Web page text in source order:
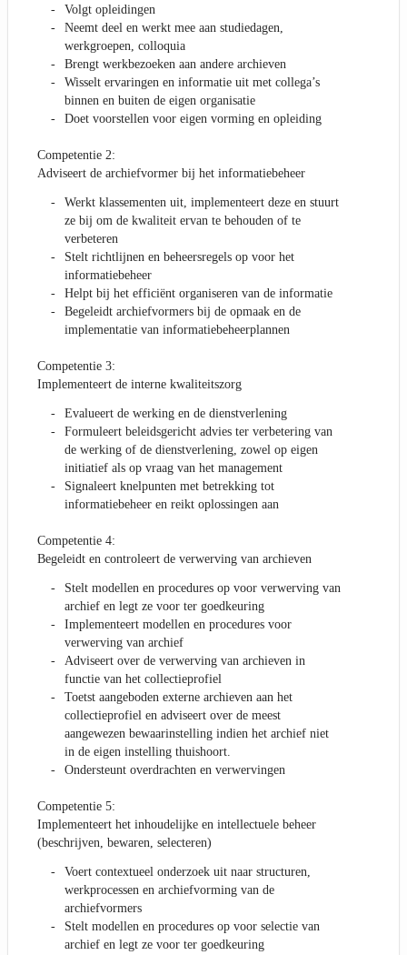
Volgt opleidingen
Neemt deel en werkt mee aan studiedagen,
werkgroepen, colloquia
Brengt werkbezoeken aan andere archieven
Wisselt ervaringen en informatie uit met collega’s
binnen en buiten de eigen organisatie
Doet voorstellen voor eigen vorming en opleiding
Competentie 2:
Adviseert de archiefvormer bij het informatiebeheer
Werkt klassementen uit, implementeert deze en stuurt
ze bij om de kwaliteit ervan te behouden of te
verbeteren
Stelt richtlijnen en beheersregels op voor het
informatiebeheer
Helpt bij het efficiënt organiseren van de informatie
Begeleidt archiefvormers bij de opmaak en de
implementatie van informatiebeheerplannen
Competentie 3:
Implementeert de interne kwaliteitszorg
Evalueert de werking en de dienstverlening
Formuleert beleidsgericht advies ter verbetering van
de werking of de dienstverlening, zowel op eigen
initiatief als op vraag van het management
Signaleert knelpunten met betrekking tot
informatiebeheer en reikt oplossingen aan
Competentie 4:
Begeleidt en controleert de verwerving van archieven
Stelt modellen en procedures op voor verwerving van
archief en legt ze voor ter goedkeuring
Implementeert modellen en procedures voor
verwerving van archief
Adviseert over de verwerving van archieven in
functie van het collectieprofiel
Toetst aangeboden externe archieven aan het
collectieprofiel en adviseert over de meest
aangewezen bewaarinstelling indien het archief niet
in de eigen instelling thuishoort.
Ondersteunt overdrachten en verwervingen
Competentie 5:
Implementeert het inhoudelijke en intellectuele beheer
(beschrijven, bewaren, selecteren)
Voert contextueel onderzoek uit naar structuren,
werkprocessen en archiefvorming van de
archiefvormers
Stelt modellen en procedures op voor selectie van
archief en legt ze voor ter goedkeuring